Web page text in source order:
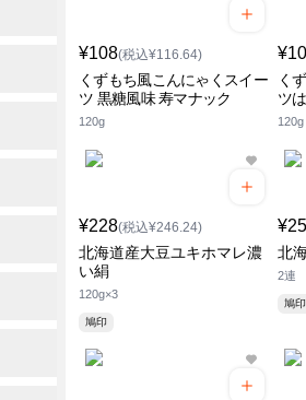
¥108(税込¥116.64)
くずもち風こんにゃくスイー
ツ 黒糖風味 寿マナック
120g
く
ツ
120g
¥228(税込¥246.24)
北海道産大豆ユキホマレ濃
い絹
120g×3
鳩印
北
2連
鳩印